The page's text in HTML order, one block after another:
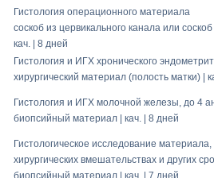
Гистология операционного материала
соскоб из цервикального канала или соскоб
кач. | 8 дней
Гистология и ИГХ хронического
хирургический материал (полость матки) |
Гистология и ИГХ молочной железы, до 4
биопсийный материал | кач. | 8 дней
Гистологическое исследование
хирургических вмешательствах и других
биопсийный материал | кач. | 7 дней